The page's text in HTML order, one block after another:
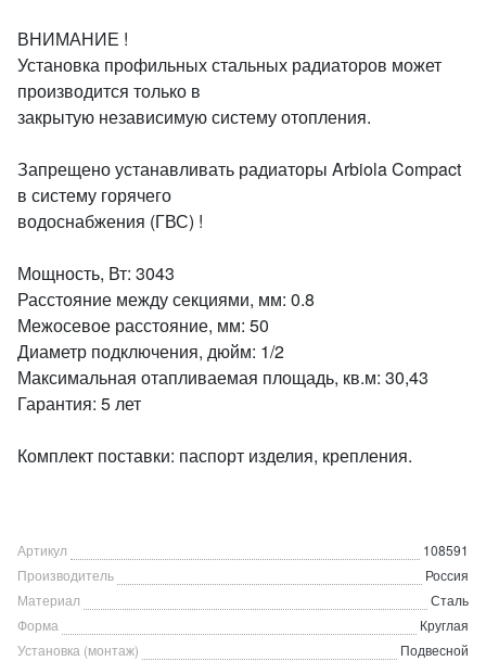
ВНИМАНИЕ !
Установка профильных стальных радиаторов может
производится только в
закрытую независимую систему отопления.
Запрещено устанавливать радиаторы Arbiola Compact
в систему горячего
водоснабжения (ГВС) !
Мощность, Вт: 3043
Расстояние между секциями, мм: 0.8
Межосевое расстояние, мм: 50
Диаметр подключения, дюйм: 1/2
Максимальная отапливаемая площадь, кв.м: 30,43
Гарантия: 5 лет
Комплект поставки: паспорт изделия, крепления.
Артикул
108591
Производитель
Россия
Материал
Сталь
Форма
Круглая
Установка (монтаж)
Подвесной